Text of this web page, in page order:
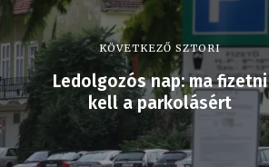
KÖVETKEZŐ SZTORI
Ledolgozós nap: ma fizetni
kell a parkolásért